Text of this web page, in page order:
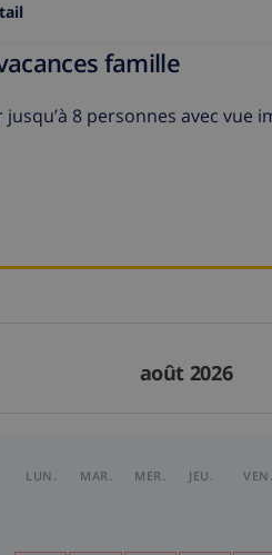
famille
8 personnes avec vue
août 2026
LUN. MAR. MER. JEU. VEN.